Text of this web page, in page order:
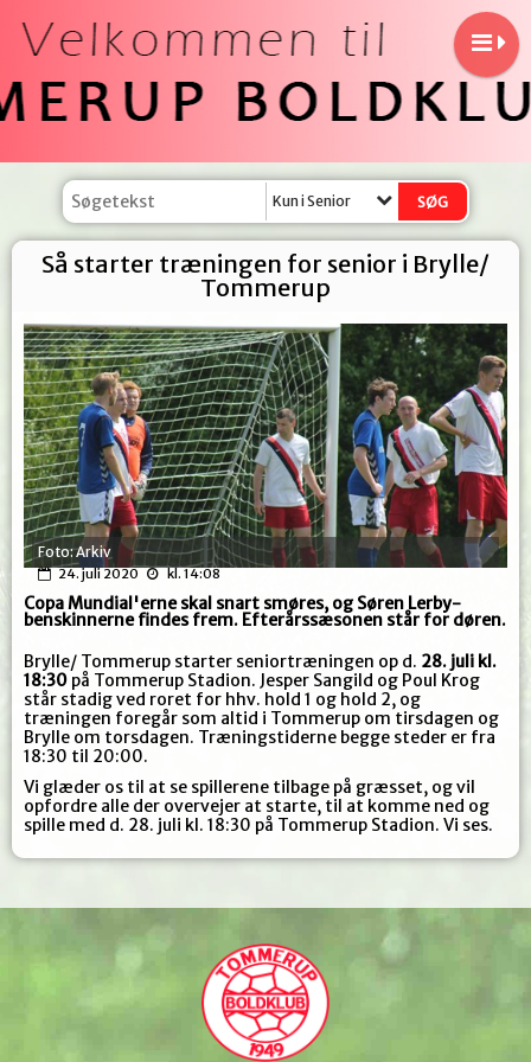
Kun i Senior
Så starter træningen for senior i Brylle/
Tommerup
Foto: Arkiv
24. juli 2020
kl. 14:08
Copa Mundial'erne skal snart smøres, og Søren Lerby-
benskinnerne findes frem. Efterårssæsonen står for døren.
Brylle/ Tommerup starter seniortræningen op d. 28. juli kl.
18:30 på Tommerup Stadion. Jesper Sangild og Poul Krog
står stadig ved roret for hhv. hold 1 og hold 2, og
træningen foregår som altid i Tommerup om tirsdagen og
Brylle om torsdagen. Træningstiderne begge steder er fra
18:30 til 20:00.
Vi glæder os til at se spillerene tilbage på græsset, og vil
opfordre alle der overvejer at starte, til at komme ned og
spille med d. 28. juli kl. 18:30 på Tommerup Stadion. Vi ses.